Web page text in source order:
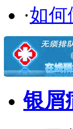
·如何
银屑